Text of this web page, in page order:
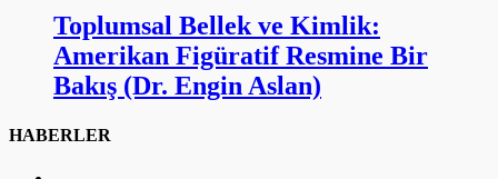
Toplumsal Bellek ve Kimlik:
Amerikan Figüratif Resmine Bir
Bakış (Dr. Engin Aslan)
HABERLER